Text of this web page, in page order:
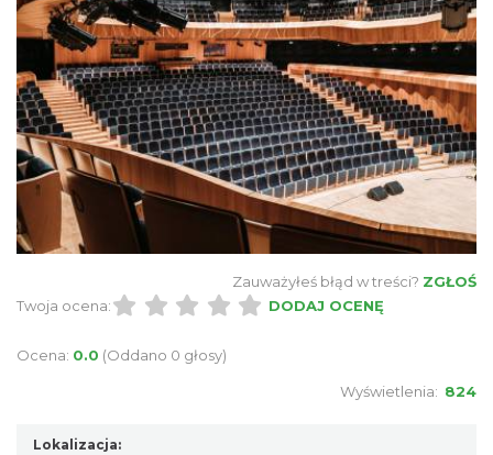
Zauważyłeś błąd w treści? ZGŁOŚ
Twoja ocena:
DODAJ OCENĘ
Ocena: 0.0 (Oddano 0 głosy)
Wyświetlenia: 824
Lokalizacja: